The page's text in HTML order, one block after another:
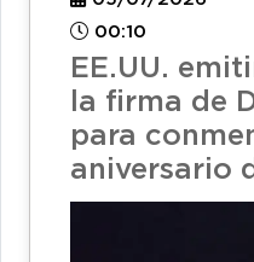
00:10
EE.UU.
la firma de
para
aniversario